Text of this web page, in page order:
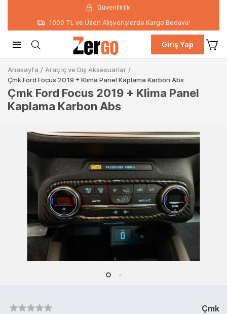
Güvenilirlik
1000 TL ve Üzeri Alışverişlerde Kargo Bedava!
Giriş Yap
Anasayfa / Araç İç ve Dış Aksesuarlar /
Çmk Ford Focus 2019 + Klima Panel Kaplama Karbon Abs
Çmk Ford Focus 2019 + Klima Panel
Kaplama Karbon Abs
Çmk